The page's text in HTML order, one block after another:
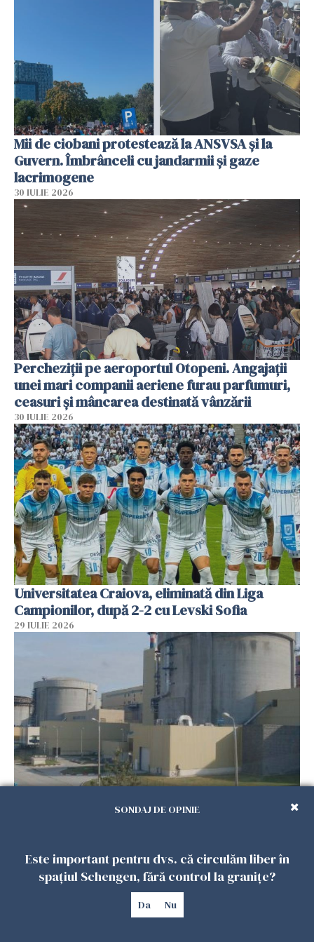
Mii de ciobani protestează la ANSVSA și la
Guvern. Îmbrânceli cu jandarmii și gaze
lacrimogene
30 IULIE 2026
Percheziții pe aeroportul Otopeni. Angajații
unei mari companii aeriene furau parfumuri,
ceasuri și mâncarea destinată vânzării
30 IULIE 2026
Universitatea Craiova, eliminată din Liga
Campionilor, după 2-2 cu Levski Sofia
29 IULIE 2026
controlat, din cauza secetei. Unitatea 1 a fost
SONDAJ DE OPINIE
Este important pentru dvs. că circulăm liber în
spațiul Schengen, fără control la granițe?
Da Nu